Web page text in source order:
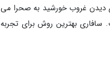
دیدن غروب خورشید به صحرا می
بهترین روش برای تجربه